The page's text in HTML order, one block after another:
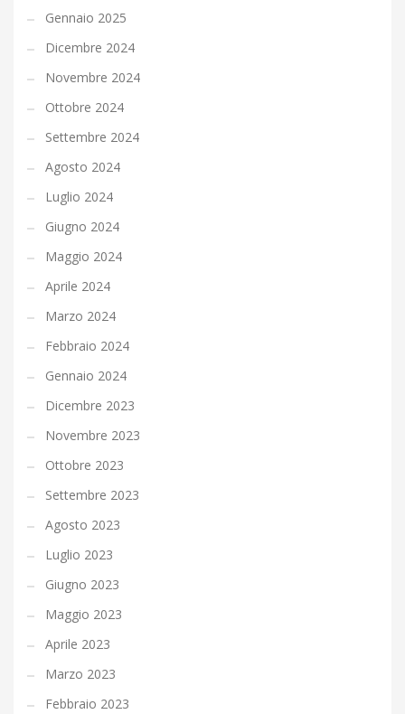
Gennaio 2025
Dicembre 2024
Novembre 2024
Ottobre 2024
Settembre 2024
Agosto 2024
Luglio 2024
Giugno 2024
Maggio 2024
Aprile 2024
Marzo 2024
Febbraio 2024
Gennaio 2024
Dicembre 2023
Novembre 2023
Ottobre 2023
Settembre 2023
Agosto 2023
Luglio 2023
Giugno 2023
Maggio 2023
Aprile 2023
Marzo 2023
Febbraio 2023